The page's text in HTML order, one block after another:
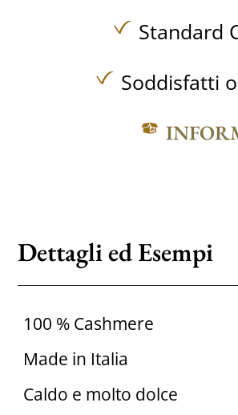
Standard
Soddisfatti
Dettagli ed Esempi
100 % Cashmere
Made in Italia
Caldo e molto dolce